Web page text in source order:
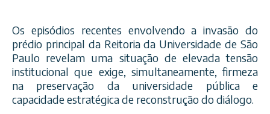
Os episódios recentes envolvendo a invasão do
prédio principal da Reitoria da Universidade de São
Paulo revelam uma situação de elevada tensão
institucional que exige, simultaneamente, firmeza
na preservação da universidade pública e
capacidade estratégica de reconstrução do diálogo.